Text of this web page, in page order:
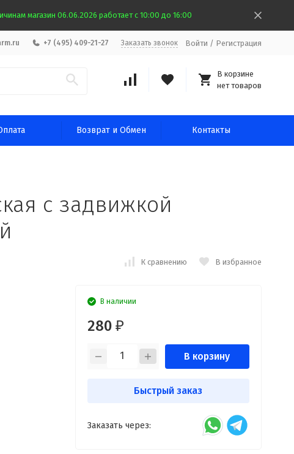
магазин 06.06.2026 работает с 10:00 до 16:00
+7 (495) 409-21-27 Заказать звонок Войти / Регистрация
В корзине
нет товаров
Возврат и Обмен Контакты
с задвижкой
К сравнению В избранное
В наличии
280 ₽
В корзину
Быстрый заказ
Заказать через: